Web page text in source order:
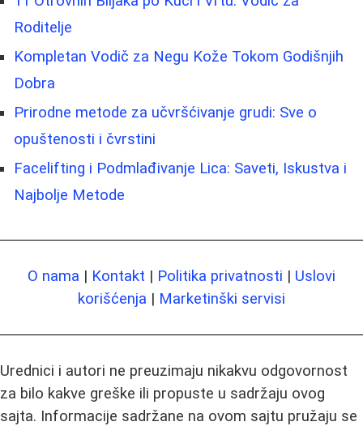
Roditelje
Kompletan Vodič za Negu Kože Tokom Godišnjih
Dobra
Prirodne metode za učvršćivanje grudi: Sve o
opuštenosti i čvrstini
Facelifting i Podmlađivanje Lica: Saveti, Iskustva i
Najbolje Metode
O nama | Kontakt | Politika privatnosti | Uslovi
korišćenja | Marketinški servisi
Urednici i autori ne preuzimaju nikakvu odgovornost
za bilo kakve greške ili propuste u sadržaju ovog
sajta. Informacije sadržane na ovom sajtu pružaju se